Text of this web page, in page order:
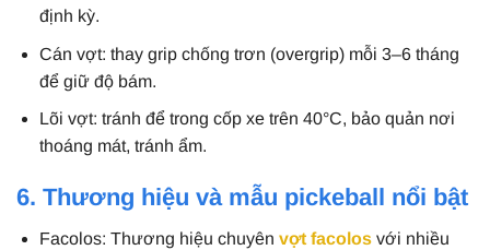
định kỳ.
Cán vợt: thay grip chống trơn (overgrip) mỗi 3–6 tháng
để giữ độ bám.
Lõi vợt: tránh để trong cốp xe trên 40°C, bảo quản nơi
thoáng mát, tránh ẩm.
6. Thương hiệu và mẫu pickeball nổi bật
Facolos: Thương hiệu chuyên vợt facolosvới nhiều